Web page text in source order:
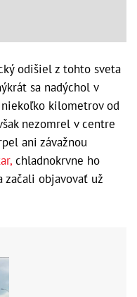
odišiel z tohto sveta
sa nadýchol v
kilometrov od
nezomrel v centre
ani závažnou
chladnokrvne ho
začali objavovať už